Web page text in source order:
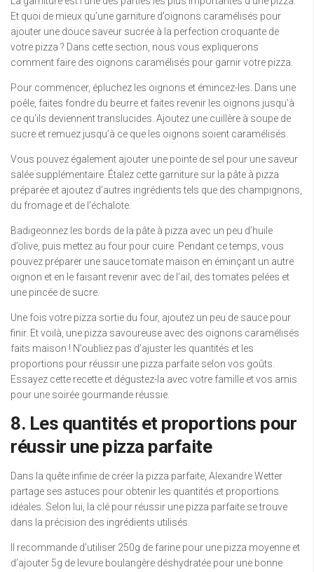
Et quoi de mieux qu’une garniture d’oignons caramélisés pour
ajouter une douce saveur sucrée à la perfection croquante de
votre pizza ? Dans cette section, nous vous expliquerons
comment faire des oignons caramélisés pour garnir votre pizza.
Pour commencer, épluchez les oignons et émincez-les. Dans une
poêle, faites fondre du beurre et faites revenir les oignons jusqu’à
ce qu’ils deviennent translucides. Ajoutez une cuillère à soupe de
sucre et remuez jusqu’à ce que les oignons soient caramélisés.
Vous pouvez également ajouter une pointe de sel pour une saveur
salée supplémentaire. Étalez cette garniture sur la pâte à pizza
préparée et ajoutez d’autres ingrédients tels que des champignons,
du fromage et de l’échalote.
Badigeonnez les bords de la pâte à pizza avec un peu d’huile
d’olive, puis mettez au four pour cuire. Pendant ce temps, vous
pouvez préparer une sauce tomate maison en éminçant un autre
oignon et en le faisant revenir avec de l’ail, des tomates pelées et
une pincée de sucre.
Une fois votre pizza sortie du four, ajoutez un peu de sauce pour
finir. Et voilà, une pizza savoureuse avec des oignons caramélisés
faits maison ! N’oubliez pas d’ajuster les quantités et les
proportions pour réussir une pizza parfaite selon vos goûts.
Essayez cette recette et dégustez-la avec votre famille et vos amis
pour une soirée gourmande réussie.
8. Les quantités et proportions pour
réussir une pizza parfaite
Dans la quête infinie de créer la pizza parfaite, Alexandre Wetter
partage ses astuces pour obtenir les quantités et proportions
idéales. Selon lui, la clé pour réussir une pizza parfaite se trouve
dans la précision des ingrédients utilisés.
Il recommande d’utiliser 250g de farine pour une pizza moyenne et
d’ajouter 5g de levure boulangère déshydratée pour une bonne